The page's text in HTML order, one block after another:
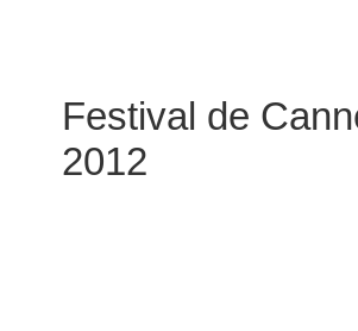
Festival de
2012